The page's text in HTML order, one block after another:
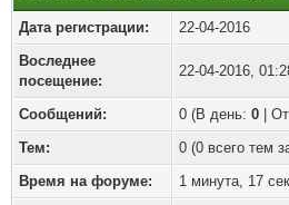
Дата регистрации:
22-04-2016
Воследнее
посещение:
22-04-2016,
Сообщений: 0 (В день: 0 |
Тем:
0 (0 всего тем
Время на форуме:
1 минута, 17